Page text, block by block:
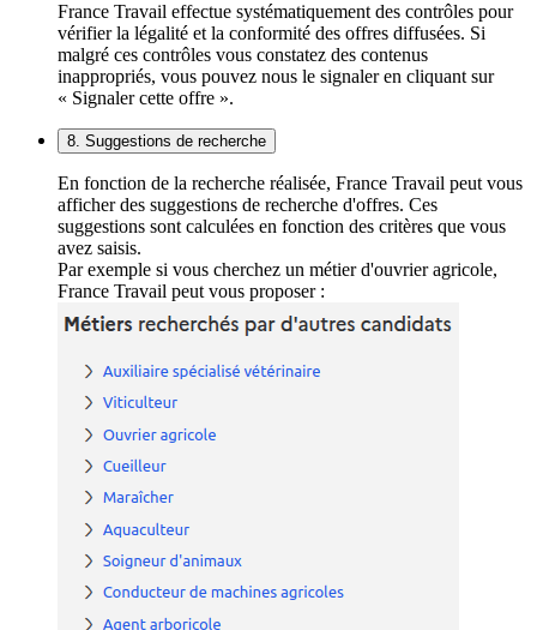
France Travail effectue systématiquement des contrôles pour
vérifier la légalité et la conformité des offres diffusées. Si
malgré ces contrôles vous constatez des contenus
inappropriés, vous pouvez nous le signaler en cliquant sur
« Signaler cette offre ».
8. Suggestions de recherche
En fonction de la recherche réalisée, France Travail peut vous
afficher des suggestions de recherche d'offres. Ces
suggestions sont calculées en fonction des critères que vous
avez saisis.
Par exemple si vous cherchez un métier d'ouvrier agricole,
France Travail peut vous proposer :